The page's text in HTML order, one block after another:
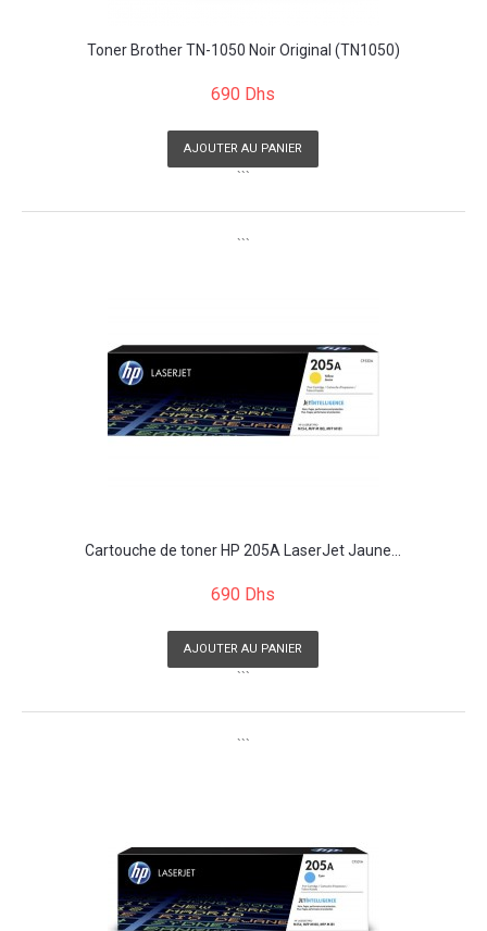
Toner Brother TN-1050 Noir Original (TN1050)
690 Dhs
AJOUTER AU PANIER
```
```
Cartouche de toner HP 205A LaserJet Jaune...
690 Dhs
AJOUTER AU PANIER
```
```